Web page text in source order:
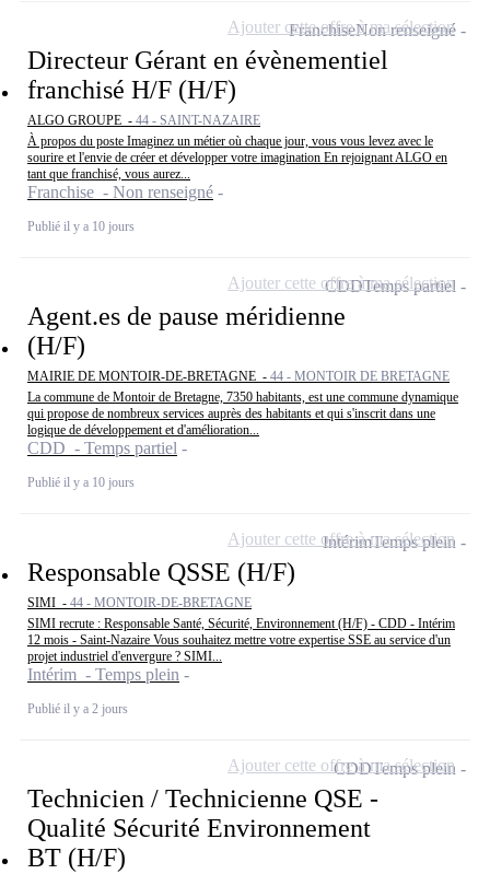
Directeur Gérant en évènementiel
franchisé H/F (H/F)
ALGO GROUPE - 44 - SAINT-NAZAIRE
À propos du poste Imaginez un métier où chaque jour, vous vous levez avec le
sourire et l'envie de créer et développer votre imagination En rejoignant ALGO en
tant que franchisé, vous aurez...
Franchise - Non renseigné
Publié il y a 10 jours
FranchiseNon renseigné
Ajouter cette offre à ma sélection
Agent.es de pause méridienne
(H/F)
MAIRIE DE MONTOIR-DE-BRETAGNE - 44 - MONTOIR DE BRETAGNE
La commune de Montoir de Bretagne, 7350 habitants, est une commune dynamique
qui propose de nombreux services auprès des habitants et qui s'inscrit dans une
logique de développement et d'amélioration...
CDD - Temps partiel
Publié il y a 10 jours
CDDTemps partiel
Ajouter cette offre à ma sélection
Responsable QSSE (H/F)
SIMI - 44 - MONTOIR-DE-BRETAGNE
SIMI recrute : Responsable Santé, Sécurité, Environnement (H/F) - CDD - Intérim
12 mois - Saint-Nazaire Vous souhaitez mettre votre expertise SSE au service d'un
projet industriel d'envergure ? SIMI...
Intérim - Temps plein
Publié il y a 2 jours
IntérimTemps plein
Ajouter cette offre à ma sélection
Technicien / Technicienne QSE -
Qualité Sécurité Environnement
BT (H/F)
CDDTemps plein
Ajouter cette offre à ma sélection